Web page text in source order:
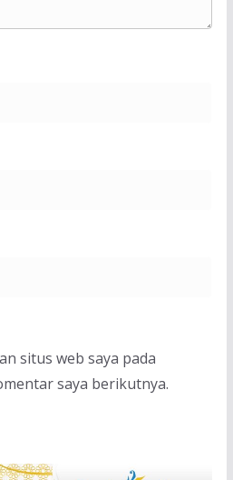
situs web saya pada
saya berikutnya.